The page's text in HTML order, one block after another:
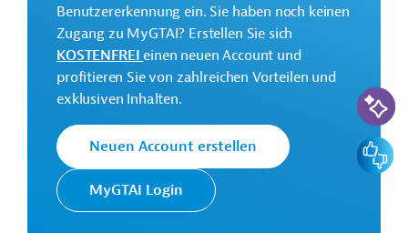
KfW
Entwicklungsbank
Die KfW Entwicklungsbank
setzt die Finanzielle
Zusammenarbeit (FZ)
Deutschlands im Auftrag der
Bundesregierung um. Ziele der
Bank sind die
Mittelstandsförderung, die
Benutzererkennung ein. Sie haben noch keinen
Zugang zu MyGTAI? Erstellen Sie sich
KOSTENFREIeinen neuen Account und
profitieren Sie von zahlreichen Vorteilen und
exklusiven Inhalten.
Neuen Account erstellen
MyGTAI Login
KI-